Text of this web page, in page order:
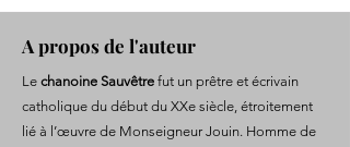
A propos de l'auteur
Le chanoine Sauvêtre fut un prêtre et écrivain
catholique du début du XXe siècle, étroitement
lié à l’œuvre de Monseigneur Jouin. Homme de